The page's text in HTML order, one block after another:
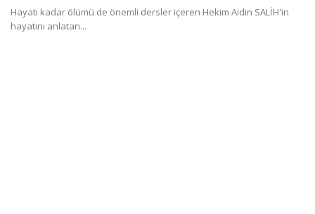
Hayatı kadar ölümü de önemli dersler içeren Hekim Aidin SALİH'in
hayatını anlatan...